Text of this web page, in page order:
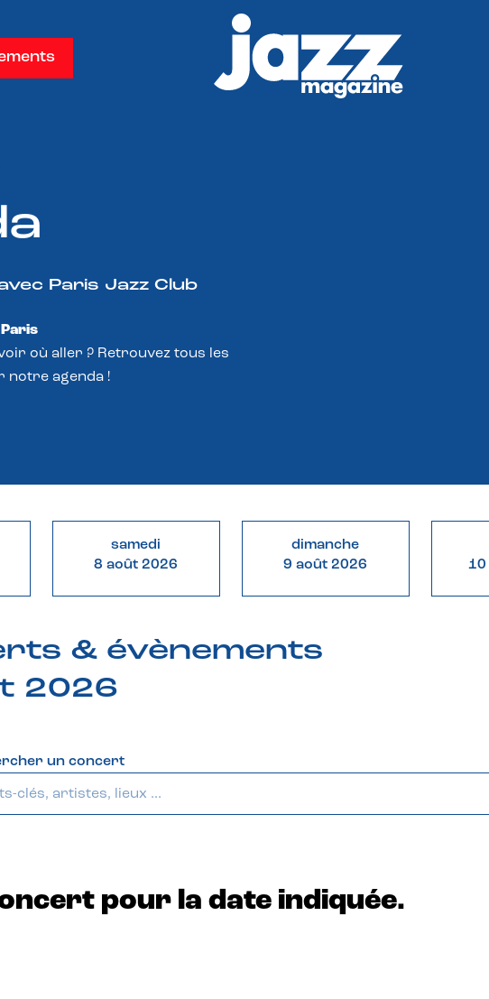
Paris Jazz Club
Paris
où aller ? Retrouvez tous les
notre agenda !
samedi
8 août 2026
dimanche
9 août 2026
10
& évènements
2026
un concert
pour la date indiquée.